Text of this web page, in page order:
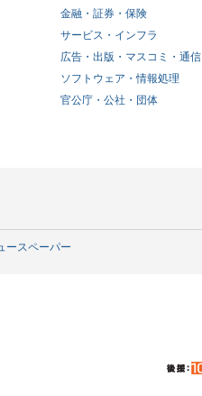
金融・証券・保険
サービス・インフラ
広告・出版・マスコミ・通信
ソフトウェア・情報処理
官公庁・公社・団体
ースペーパー